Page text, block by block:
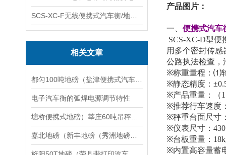
相关文章
电子汽车衡的弧焊电源调节特性
产品图片：
一、 便携式汽车
SCS-XC-D型便
用多个密封传
公路执法检查，
※称重量程：⑴
※静态精度：
※产品重量：（1
※推荐行车速度
※秤重台面尺寸
※仪表尺寸：
※台板重量：
※内置高容量蓄